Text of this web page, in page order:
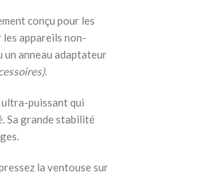
conçu pour les
appareils non-
un anneau adaptateur
ultra-puissant qui
Sa grande stabilité
la ventouse sur